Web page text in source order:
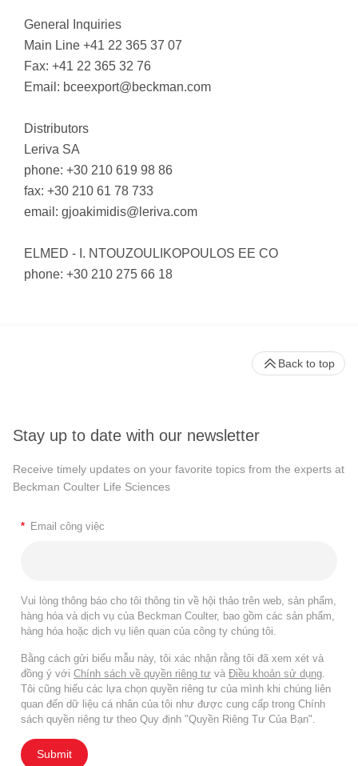
General Inquiries
Main Line +41 22 365 37 07
Fax: +41 22 365 32 76
Email: bceexport@beckman.com
Distributors
Leriva SA
phone: +30 210 619 98 86
fax: +30 210 61 78 733
email: gjoakimidis@leriva.com
ELMED - I. NTOUZOULIKOPOULOS EE CO
phone: +30 210 275 66 18
Stay up to date with our newsletter
Receive timely updates on your favorite topics from the experts at
Beckman Coulter Life Sciences
* Email công việc
Vui lòng thông báo cho tôi thông tin về hội thảo trên web, sản phẩm,
hàng hóa và dịch vụ của Beckman Coulter, bao gồm các sản phẩm,
hàng hóa hoặc dịch vụ liên quan của công ty chúng tôi.
Bằng cách gửi biểu mẫu này, tôi xác nhận rằng tôi đã xem xét và
đồng ý với Chính sách về quyền riêng tư và Điều khoản sử dụng
Tôi cũng hiểu các lựa chọn quyền riêng tư của mình khi chúng liên
quan đến dữ liệu cá nhân của tôi như được cung cấp trong Chính
sách quyền riêng tư theo Quy định "Quyền Riêng Tư Của Bạn".
Submit
Back to top